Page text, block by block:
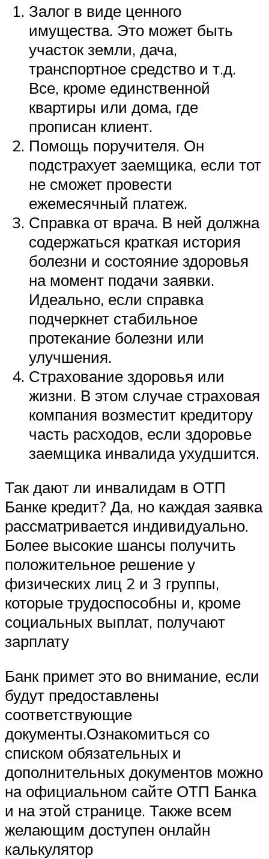
Залог в виде ценного
имущества. Это может быть
участок земли, дача,
транспортное средство и т.д.
Все, кроме единственной
квартиры или дома, где
прописан клиент.
Помощь поручителя. Он
подстрахует заемщика, если тот
не сможет провести
ежемесячный платеж.
Справка от врача. В ней должна
содержаться краткая история
болезни и состояние здоровья
на момент подачи заявки.
Идеально, если справка
подчеркнет стабильное
протекание болезни или
улучшения.
Страхование здоровья или
жизни. В этом случае страховая
компания возместит кредитору
часть расходов, если здоровье
заемщика инвалида ухудшится.
Так дают ли инвалидам в ОТП
Банке кредит? Да, но каждая заявка
рассматривается индивидуально.
Более высокие шансы получить
положительное решение у
физических лиц 2 и 3 группы,
которые трудоспособны и, кроме
социальных выплат, получают
зарплату
Банк примет это во внимание, если
будут предоставлены
соответствующие
документы.Ознакомиться со
списком обязательных и
дополнительных документов можно
на официальном сайте ОТП Банка
и на этой странице. Также всем
желающим доступен онлайн
калькулятор